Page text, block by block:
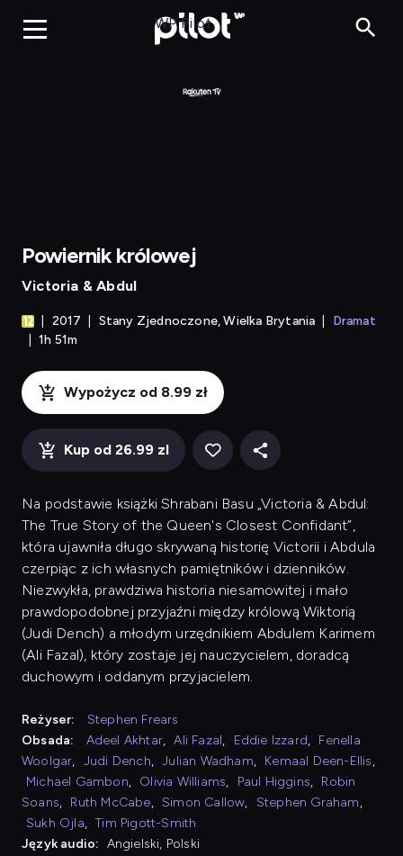
Powiernik królowej
WP Pilot
Powiernik królowej
Victoria & Abdul
2017 Stany Zjednoczone, Wielka Brytania
Dramat
1h 51m
Wypożycz od 8.99 zł
Kup od 26.99 zl
Na podstawie książki Shrabani Basu „Victoria & Abdul:
The True Story of the Queen's Closest Confidant”,
która ujawniła długo skrywaną historię Victorii i Abdula
czerpiąc z ich własnych pamiętników i dzienników.
Niezwykła, prawdziwa historia niesamowitej i mało
prawdopodobnej przyjaźni między królową Wiktorią
(Judi Dench) a młodym urzędnikiem Abdulem Karimem
(Ali Fazal), który zostaje jej nauczycielem, doradcą
duchowym i oddanym przyjacielem.
Reżyser:
Stephen Frears
Obsada:
Adeel Akhtar, Ali Fazal, Eddie Izzard, Fenella
Woolgar, Judi Dench, Julian Wadham, Kemaal Deen-Ellis,
Michael Gambon, Olivia Williams, Paul Higgins, Robin
Soans, Ruth McCabe, Simon Callow, Stephen Graham,
Sukh Ojla, Tim Pigott-Smith
Język audio: Angielski, Polski